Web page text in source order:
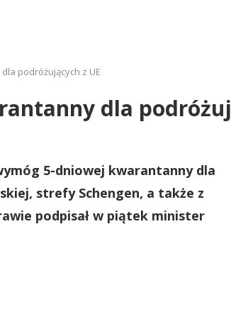
podróżujących z UE
dla
5-dniowej kwarantanny dla
strefy Schengen, a także z
podpisał w piątek minister